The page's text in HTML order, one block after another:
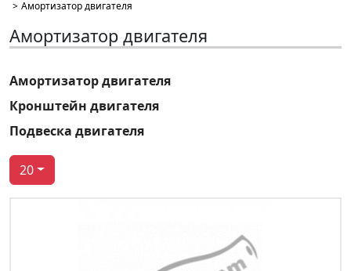
> Амортизатор двигателя
Амортизатор двигателя
Амортизатор двигателя
Кронштейн двигателя
Подвеска двигателя
20